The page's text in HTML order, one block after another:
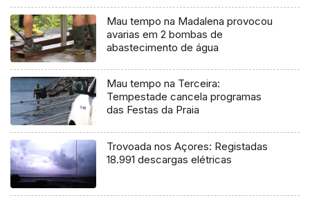
Mau tempo na Madalena provocou
avarias em 2 bombas de
abastecimento de água
Mau tempo na Terceira:
Tempestade cancela programas
das Festas da Praia
Trovoada nos Açores: Registadas
18.991 descargas elétricas